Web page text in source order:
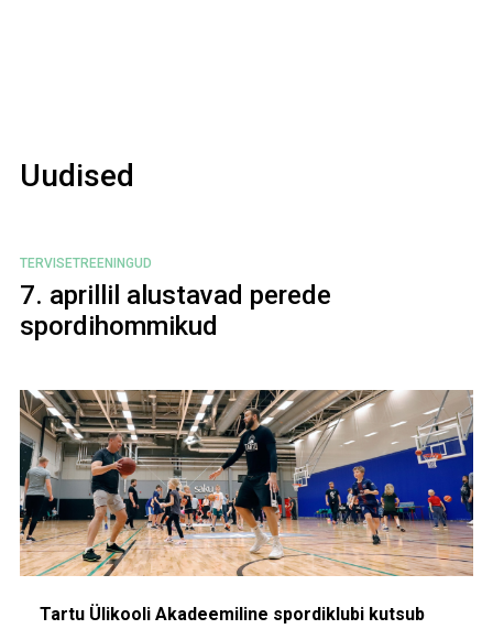
Uudised
TERVISETREENINGUD
7. aprillil alustavad perede
spordihommikud
Tartu Ülikooli Akadeemiline spordiklubi kutsub